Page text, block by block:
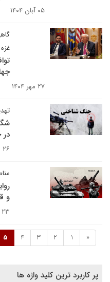
۰۵ آبان ۱۴۰۴
۲۷ مهر ۱۴۰۴
۲۶ مهر ۱۴۰۴
و
۲۳ مهر ۱۴۰۴
«
1
2
3
4
5
پر کاربرد ترین کلید واژه ها